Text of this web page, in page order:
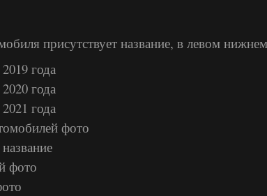
присутствует название, в левом
года
года
года
фото
фото